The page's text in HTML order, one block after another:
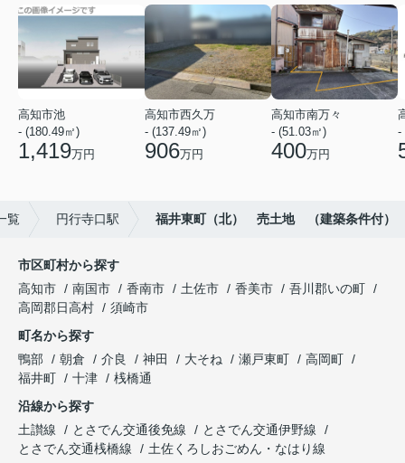
高知市池
- (180.49㎡)
1,419万円
高知市西久万
- (137.49㎡)
906万円
高知市南万々
- (51.03㎡)
400万円
-
覧 円行寺口駅 福井東町（北） 売土地 （建築条件付）
市区町村から探す
高知市
南国市 香南市 土佐市 香美市
吾川郡いの町
高岡郡日高村
須崎市
町名から探す
鴨部
朝倉 介良 神田 大そね 瀬戸東町
高岡町
福井町
十津
桟橋通
沿線から探す
土讃線
とさでん交通後免線
とさでん交通伊野線
とさでん交通桟橋線
土佐くろしおごめん・なはり線